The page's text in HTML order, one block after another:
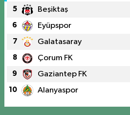
5 Beşiktaş
6 Eyüpspor
7 Galatasaray
8 Çorum FK
9 Gaziantep FK
10 Alanyaspor